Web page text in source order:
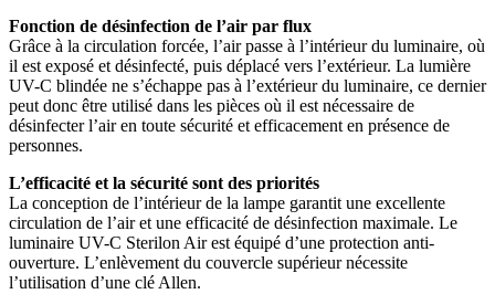
Fonction de désinfection de l’air par flux
Grâce à la circulation forcée, l’air passe à l’intérieur du luminaire, où
il est exposé et désinfecté, puis déplacé vers l’extérieur. La lumière
UV-C blindée ne s’échappe pas à l’extérieur du luminaire, ce dernier
peut donc être utilisé dans les pièces où il est nécessaire de
désinfecter l’air en toute sécurité et efficacement en présence de
personnes.
L’efficacité et la sécurité sont des priorités
La conception de l’intérieur de la lampe garantit une excellente
circulation de l’air et une efficacité de désinfection maximale. Le
luminaire UV-C Sterilon Air est équipé d’une protection anti-
ouverture. L’enlèvement du couvercle supérieur nécessite
l’utilisation d’une clé Allen.